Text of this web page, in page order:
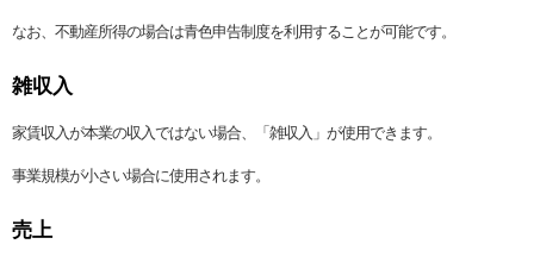
なお、不動産所得の場合は青色申告制度を利用することが可能です。
雑収入
家賃収入が本業の収入ではない場合、「雑収入」が使用できます。
事業規模が小さい場合に使用されます。
売上